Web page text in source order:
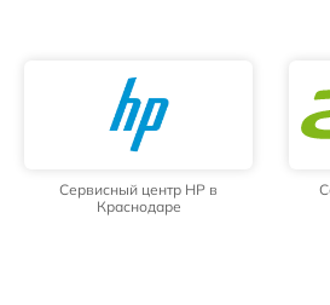
Сервисный центр HP в
Краснодаре